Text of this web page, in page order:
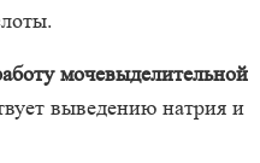
мочевыделительной
выведению натрия и